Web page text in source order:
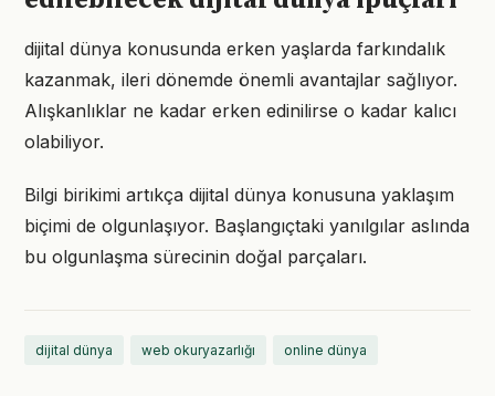
dijital dünya konusunda erken yaşlarda farkındalık
kazanmak, ileri dönemde önemli avantajlar sağlıyor.
Alışkanlıklar ne kadar erken edinilirse o kadar kalıcı
olabiliyor.
Bilgi birikimi artıkça dijital dünya konusuna yaklaşım
biçimi de olgunlaşıyor. Başlangıçtaki yanılgılar aslında
bu olgunlaşma sürecinin doğal parçaları.
dijital dünya web okuryazarlığı online dünya